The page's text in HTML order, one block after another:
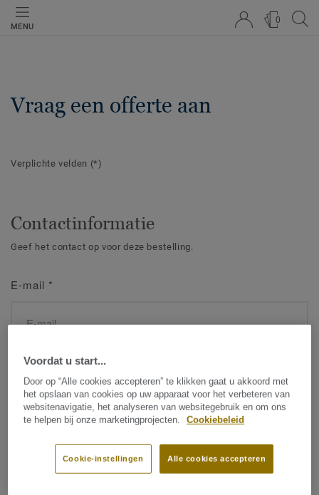
MENU
0
Vraag een offerte aan
Verplichte velden (*)
Contactinformatie
Geef het contact op voor deze bestelling.
E-mail *
Naam *
Voordat u start...
Door op “Alle cookies accepteren” te klikken gaat u akkoord met
het opslaan van cookies op uw apparaat voor het verbeteren van
websitenavigatie, het analyseren van websitegebruik en om ons
te helpen bij onze marketingprojecten.
Cookiebeleid
Alle cookies accepteren
Cookie-instellingen